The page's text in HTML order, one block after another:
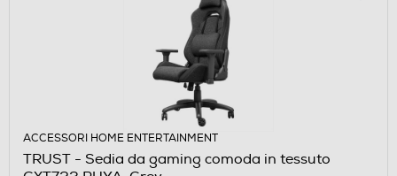
ACCESSORI HOME ENTERTAINMENT
TRUST - Sedia da gaming comoda in tessuto